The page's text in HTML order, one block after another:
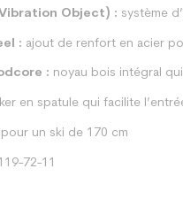
Object) : système
: ajout de renfort en acier
: noyau bois intégral
en spatule qui facilite
un ski de 170 cm
72-11